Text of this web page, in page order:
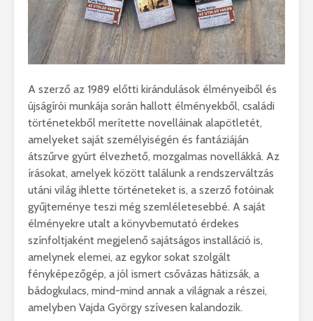
A szerző az 1989 előtti kirándulások élményeiből és
újságírói munkája során hallott élményekből, családi
történetekből merítette novelláinak alapötletét,
amelyeket saját személyiségén és fantáziáján
átszűrve gyúrt élvezhető, mozgalmas novellákká. Az
írásokat, amelyek között találunk a rendszerváltzás
utáni világ ihlette történeteket is, a szerző fotóinak
gyűjteménye teszi még szemléletesebbé. A saját
élményekre utalt a könyvbemutató érdekes
színfoltjaként megjelenő sajátságos installáció is,
amelynek elemei, az egykor sokat szolgált
fényképezőgép, a jól ismert csővázas hátizsák, a
bádogkulacs, mind-mind annak a világnak a részei,
amelyben Vajda György szívesen kalandozik.